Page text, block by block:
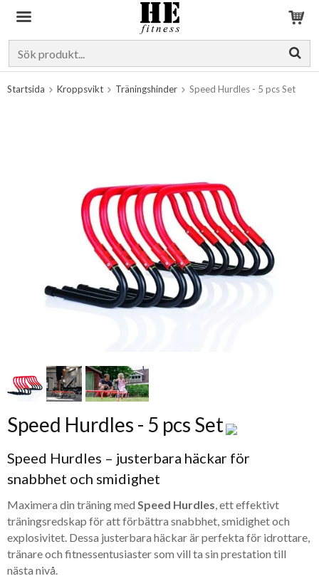
Startsida Kroppsvikt Träningshinder Speed Hurdles - 5 pcs Set
Speed Hurdles - 5 pcs Set
Speed Hurdles – justerbara häckar för
snabbhet och smidighet
Maximera din träning med Speed Hurdles, ett effektivt
träningsredskap för att förbättra snabbhet, smidighet och
explosivitet. Dessa justerbara häckar är perfekta för idrottare,
tränare och fitnessentusiaster som vill ta sin prestation till
nästa nivå.